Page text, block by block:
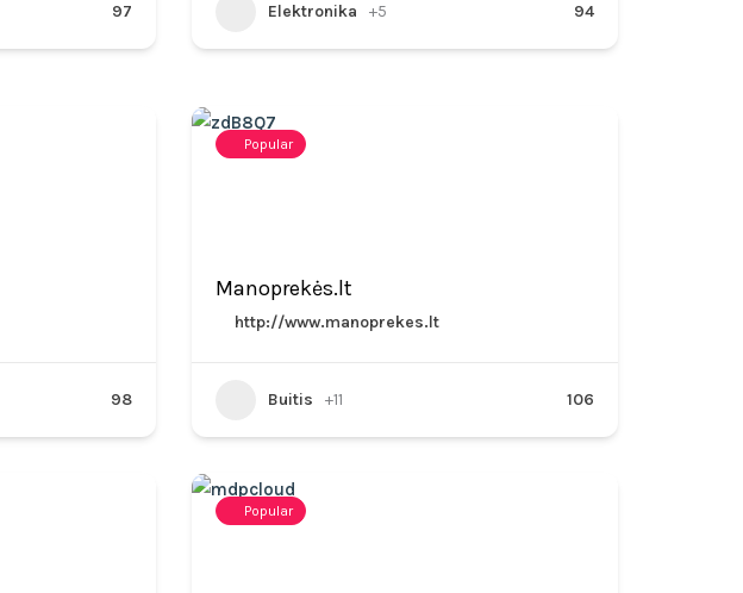
97 Elektronika +5 94
98
Popular
Manoprekės.lt
http://www.manoprekes.lt
Buitis +11 106
Popular